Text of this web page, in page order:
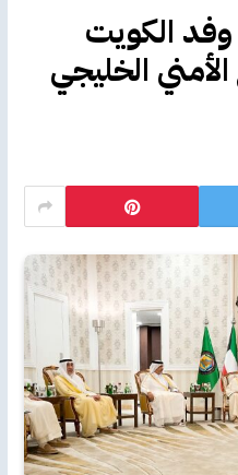
وفد الكويت
الخليجي